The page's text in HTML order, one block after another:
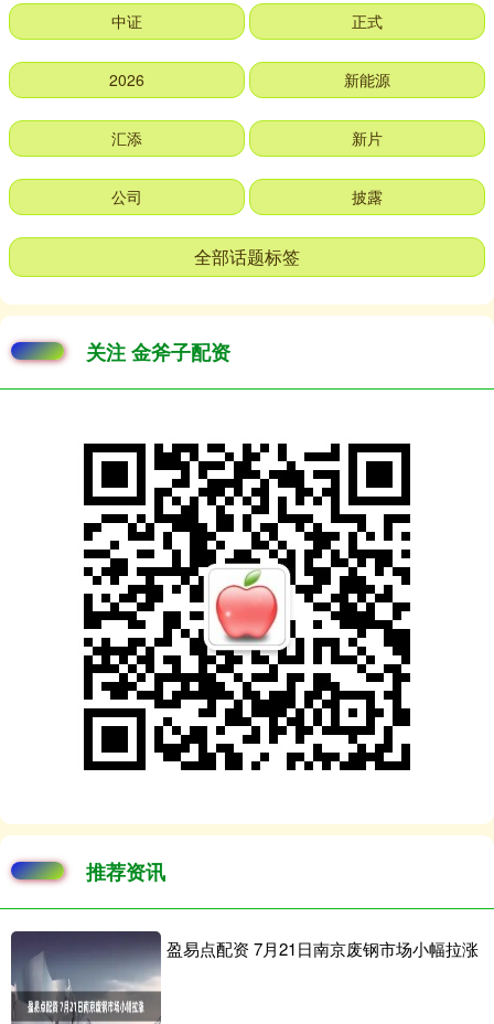
中证 正式
2026 新能源
汇添 新片
公司 披露
全部话题标签
关注 金斧子配资
推荐资讯
盈易点配资 7月21日南京废钢市场小幅拉涨